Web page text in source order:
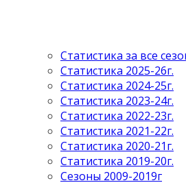
Статистика за все
Статистика 2025-26г.
Статистика 2024-25г.
Статистика 2023-24г.
Статистика 2022-23г.
Статистика 2021-22г.
Статистика 2020-21г.
Статистика 2019-20г.
Сезоны 2009-2019г